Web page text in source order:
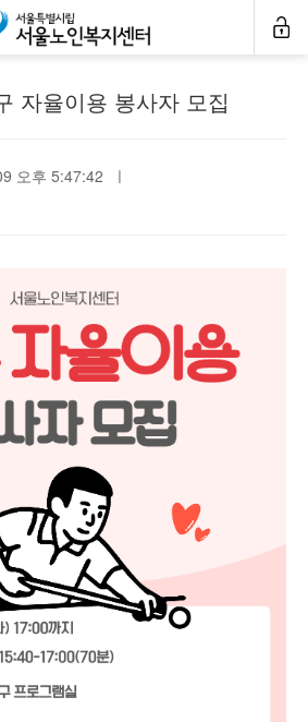
공지사항
자율이용 봉사자 모집
오후 5:47:42 ㅣ